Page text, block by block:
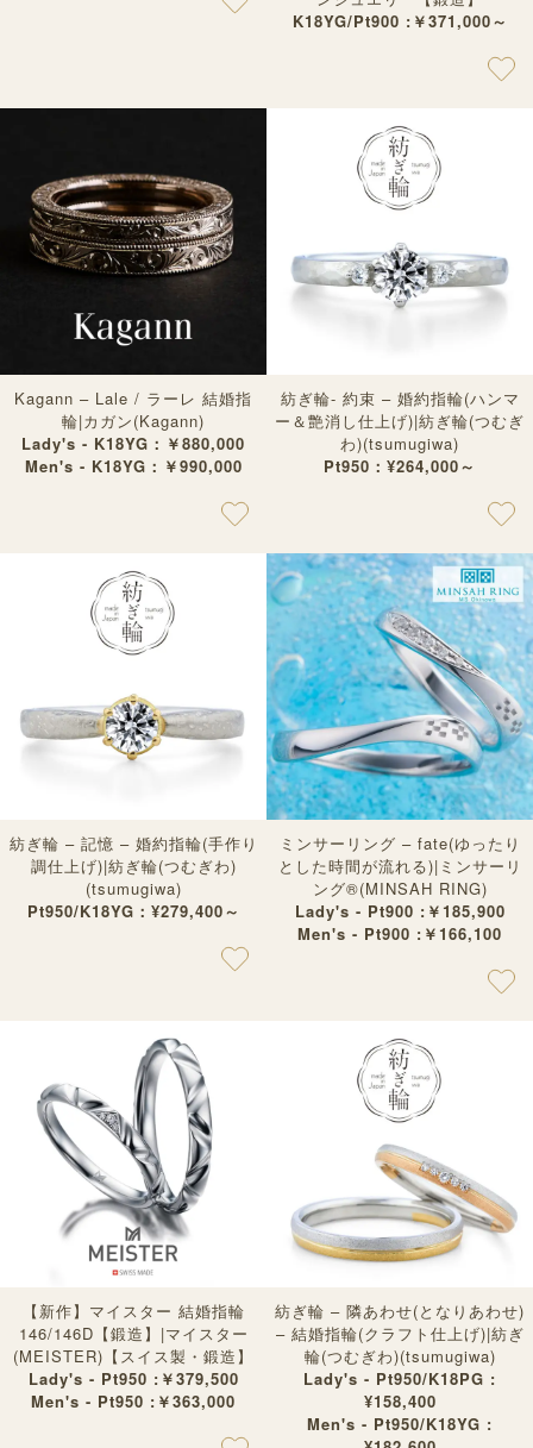
K18YG/Pt900 :￥371,000～
Kagann – Lale / ラーレ 結婚指
輪|カガン(Kagann)
Lady's - K18YG：￥880,000
Men's - K18YG：￥990,000
紡ぎ輪- 約束 – 婚約指輪(ハンマ
ー＆艶消し仕上げ)|紡ぎ輪(つむぎ
わ)(tsumugiwa)
Pt950：¥264,000～
紡ぎ輪 – 記憶 – 婚約指輪(手作り
調仕上げ)|紡ぎ輪(つむぎわ)
(tsumugiwa)
Pt950/K18YG：¥279,400～
ミンサーリング – fate(ゆったり
とした時間が流れる)|ミンサーリ
ング®︎(MINSAH RING)
Lady's - Pt900 :￥185,900
Men's - Pt900 :￥166,100
【新作】マイスター 結婚指輪
146/146D【鍛造】|マイスター
(MEISTER)【スイス製・鍛造】
Lady's - Pt950 :￥379,500
Men's - Pt950 :￥363,000
紡ぎ輪 – 隣あわせ(となりあわせ)
– 結婚指輪(クラフト仕上げ)|紡ぎ
輪(つむぎわ)(tsumugiwa)
Lady's - Pt950/K18PG :
¥158,400
Men's - Pt950/K18YG :